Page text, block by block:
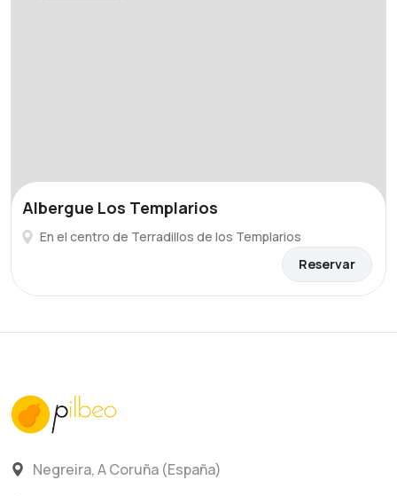
Albergue Los Templarios
En el centro de Terradillos de los Templarios
Reservar
Negreira, A Coruña (España)